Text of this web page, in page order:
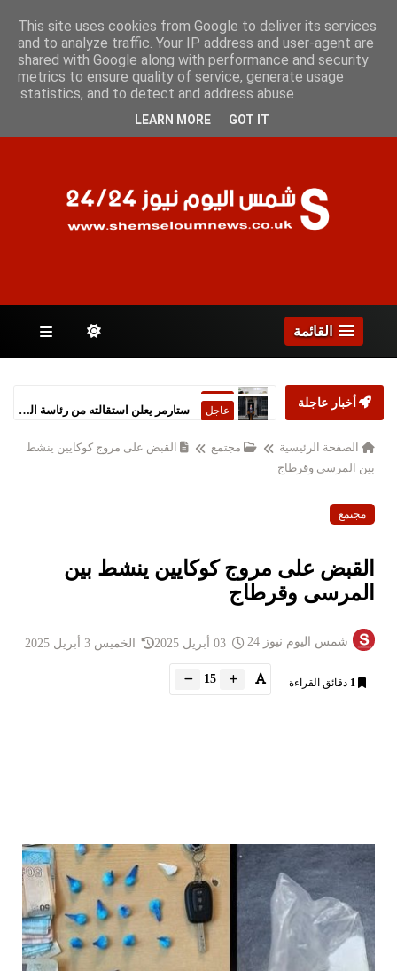
الجمعة 7 أغسطس 2026
الصفحات
القائمة
أخبار عاجلة عاجل
الصفحة الرئيسية مجتمع
القبض على مروج كوكايين ينشط
بين المرسى وقرطاج
مجتمع
القبض على مروج كوكايين ينشط بين
المرسى وقرطاج
شمس اليوم نيوز 24 الخميس 3 أبريل 2025
1 دقائق القراءة 15
This site uses cookies from Google to deliver its services
and to analyze traffic. Your IP address and user-agent are
shared with Google along with performance and security
metrics to ensure quality of service, generate usage
statistics, and to detect and address abuse.
LEARN MORE GOT IT